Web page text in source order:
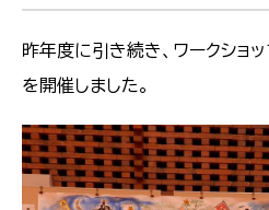
昨年度に引き続き、ワークショ
を開催しました。